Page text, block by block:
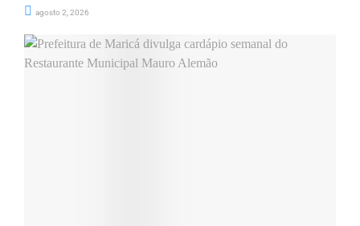
agosto 2, 2026